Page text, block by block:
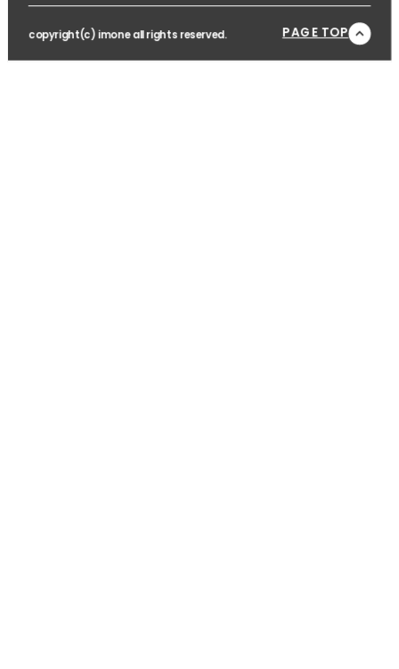
copyright(c) imone all rights reserved. PAGE TOP